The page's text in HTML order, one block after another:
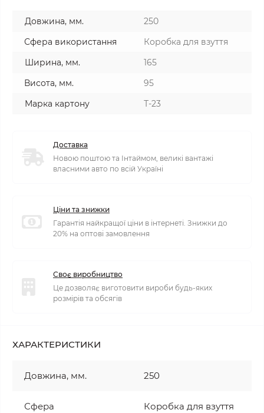
Довжина, мм.
250
Сфера використання
Коробка для взуття
Ширина, мм.
165
Висота, мм.
95
Марка картону
Т-23
Доставка
Новою поштою та Інтаймом, великі вантажі
власними авто по всій Україні
Ціни та знижки
Гарантія найкращої ціни в інтернеті. Знижки до
20% на оптові замовлення
Своє виробництво
Це дозволяє виготовити вироби будь-яких
розмірів та обсягів
ХАРАКТЕРИСТИКИ
Довжина, мм. 250
Сфера
Коробка для взуття